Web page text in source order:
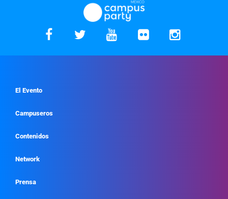
El Evento
Campuseros
Contenidos
Network
Prensa